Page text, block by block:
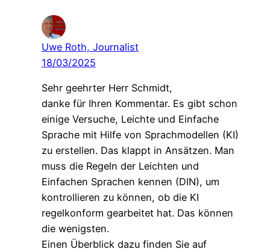
Uwe Roth, Journalist
18/03/2025
Sehr geehrter Herr Schmidt,
danke für Ihren Kommentar. Es gibt schon
einige Versuche, Leichte und Einfache
Sprache mit Hilfe von Sprachmodellen (KI)
zu erstellen. Das klappt in Ansätzen. Man
muss die Regeln der Leichten und
Einfachen Sprachen kennen (DIN), um
kontrollieren zu können, ob die KI
regelkonform gearbeitet hat. Das können
die wenigsten.
Einen Überblick dazu finden Sie auf